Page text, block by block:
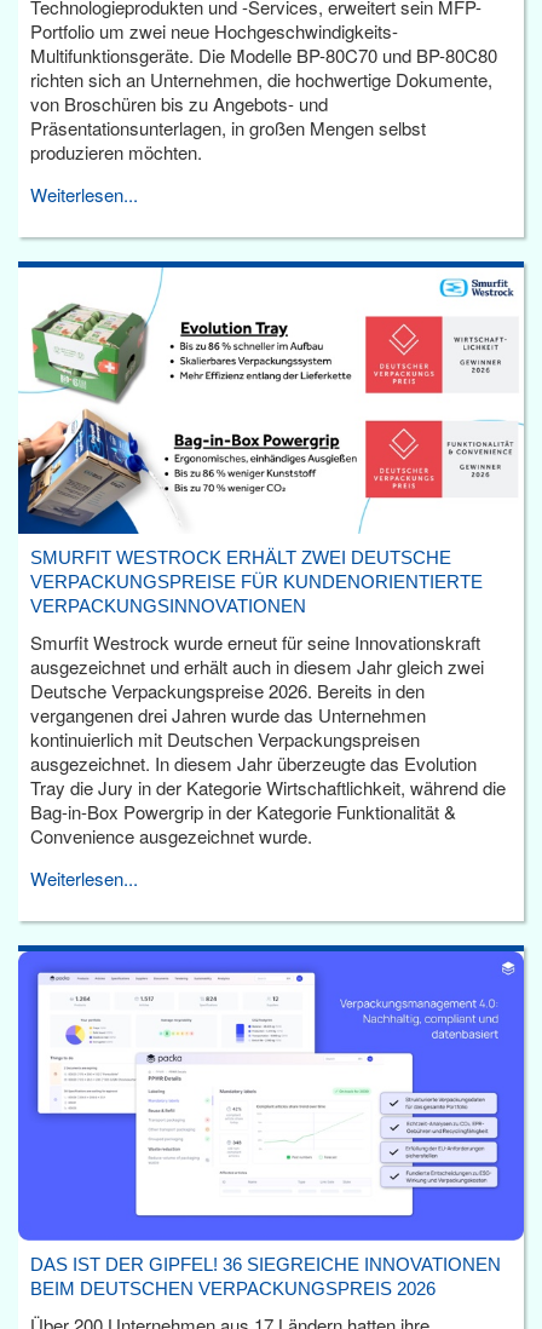
Technologieprodukten und -Services, erweitert sein MFP-
Portfolio um zwei neue Hochgeschwindigkeits-
Multifunktionsgeräte. Die Modelle BP-80C70 und BP-80C80
richten sich an Unternehmen, die hochwertige Dokumente,
von Broschüren bis zu Angebots- und
Präsentationsunterlagen, in großen Mengen selbst
produzieren möchten.
Weiterlesen...
SMURFIT WESTROCK ERHÄLT ZWEI DEUTSCHE
VERPACKUNGSPREISE FÜR KUNDENORIENTIERTE
VERPACKUNGSINNOVATIONEN
Smurfit Westrock wurde erneut für seine Innovationskraft
ausgezeichnet und erhält auch in diesem Jahr gleich zwei
Deutsche Verpackungspreise 2026. Bereits in den
vergangenen drei Jahren wurde das Unternehmen
kontinuierlich mit Deutschen Verpackungspreisen
ausgezeichnet. In diesem Jahr überzeugte das Evolution
Tray die Jury in der Kategorie Wirtschaftlichkeit, während die
Bag-in-Box Powergrip in der Kategorie Funktionalität &
Convenience ausgezeichnet wurde.
Weiterlesen...
DAS IST DER GIPFEL! 36 SIEGREICHE INNOVATIONEN
BEIM DEUTSCHEN VERPACKUNGSPREIS 2026